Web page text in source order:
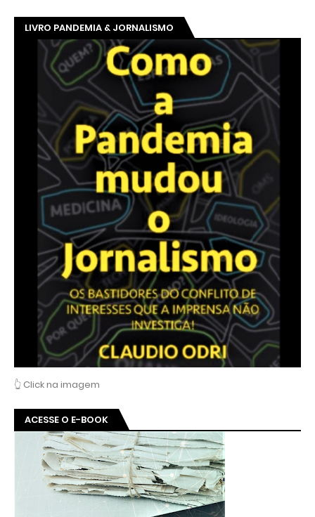
LIVRO PANDEMIA & JORNALISMO
👆 Click na imagem
ACESSE O E-BOOK